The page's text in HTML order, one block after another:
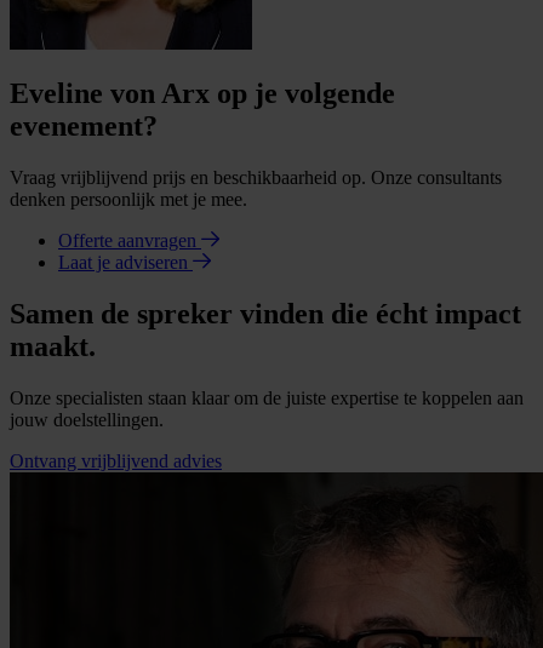
Eveline von Arx op je volgende
evenement?
Vraag vrijblijvend prijs en beschikbaarheid op. Onze consultants
denken persoonlijk met je mee.
Offerte aanvragen
Laat je adviseren
Samen de spreker vinden die écht impact
maakt.
Onze specialisten staan klaar om de juiste expertise te koppelen aan
jouw doelstellingen.
Ontvang vrijblijvend advies